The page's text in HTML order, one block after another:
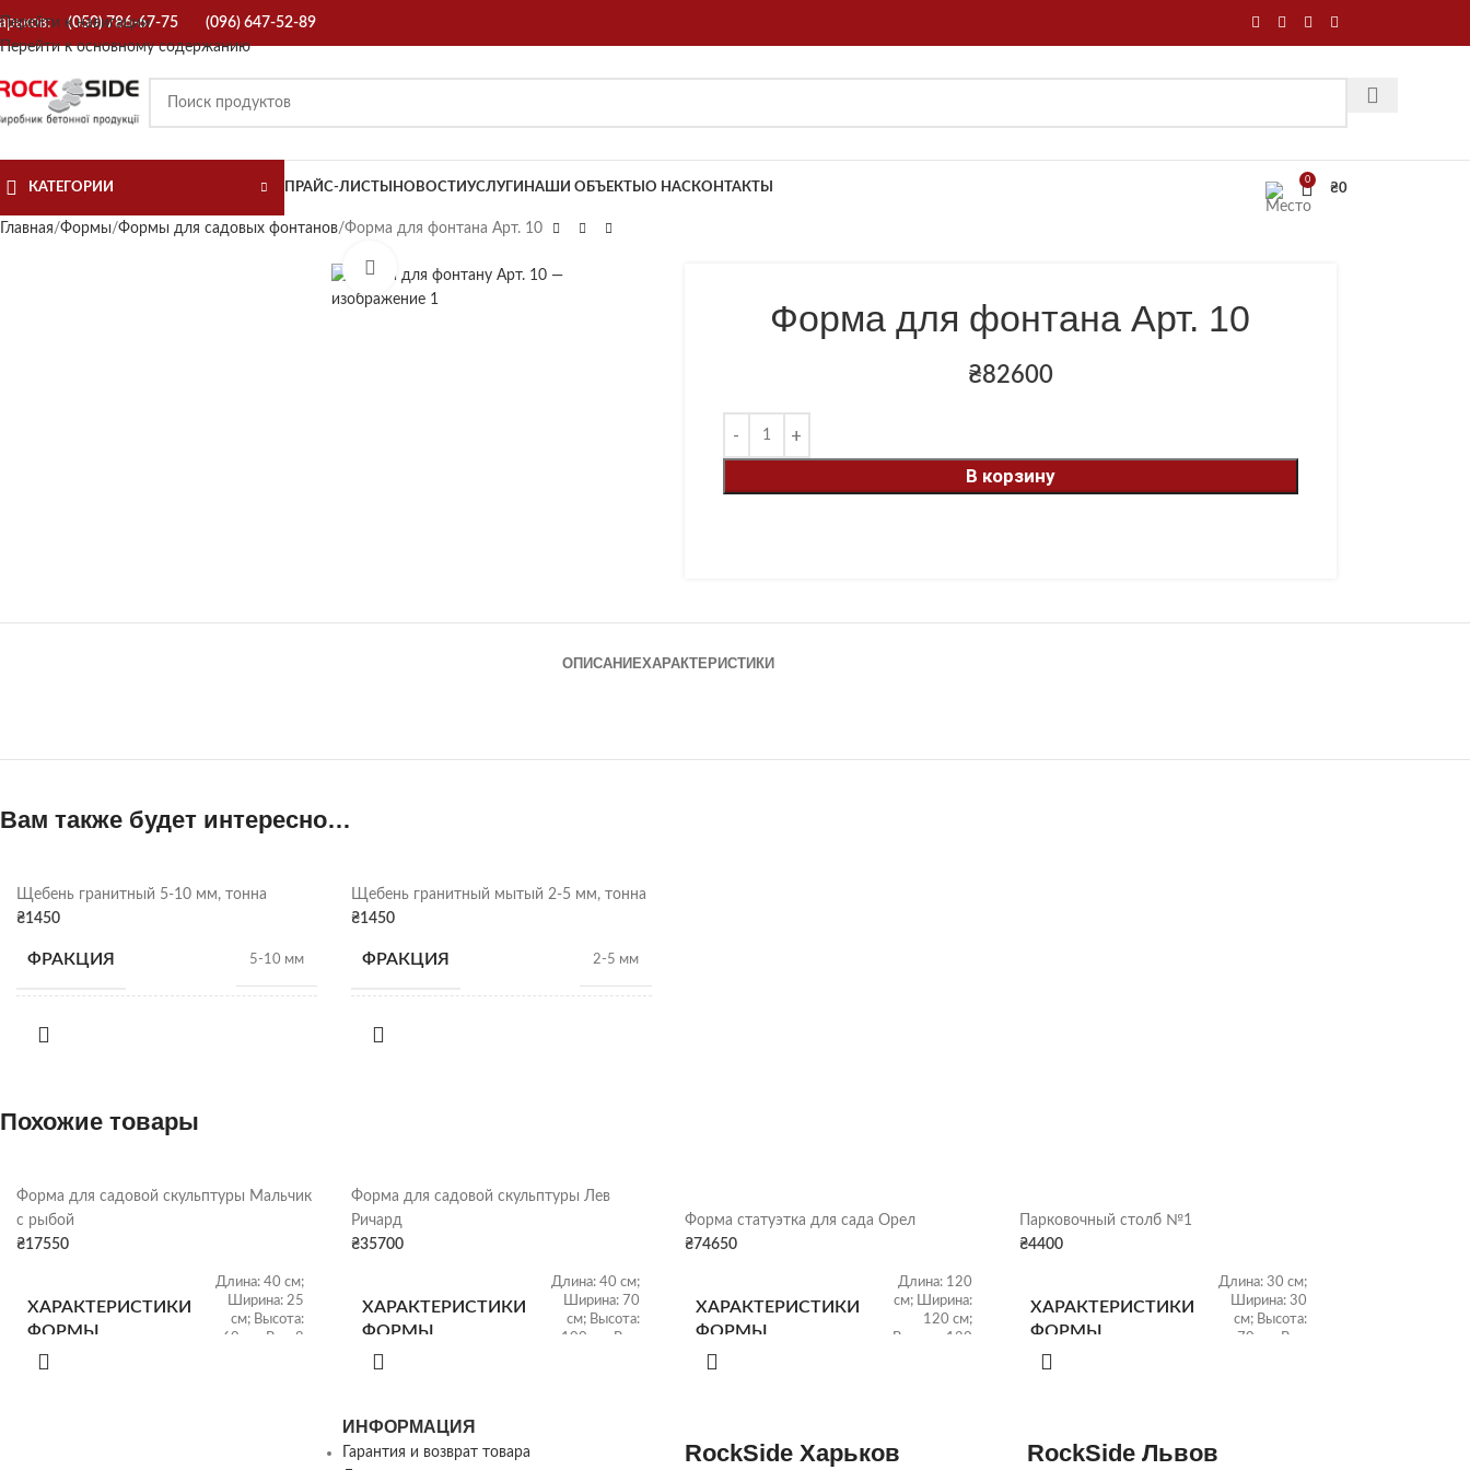
Перейти к навигации
Перейти к основному содержанию
(050) 786-67-75 (096) 647-52-89
КАТЕГОРИИ ПРАЙС-ЛИСТЫ НОВОСТИУСЛУГИ НАШИ ОБЪЕКТЫ О НАСКОНТАКТЫ
0
₴0
Главная Формы Формы для садовых фонтанов Форма для фонтана Арт. 10
Нажмите, чтобы увеличить
Форма для фонтана Арт. 10
₴82600
В корзину
ОПИСАНИЕХАРАКТЕРИСТИКИ
Вам также будет интересно…
Щебень гранитный 5-10 мм, тонна
₴1450
ФРАКЦИЯ 5-10 мм
НАСЫПНАЯ
ВИД Гранитный щебень
ОТГРУЗКА Щебень насыпью
Щебень гранитный мытый 2-5 мм, тонна
₴1450
ФРАКЦИЯ 2-5 мм
НАСЫПНАЯ
ОТГРУЗКА Щебень насыпью
Похожие товары
Форма для садовой скульптуры Мальчик
с рыбой
₴17550
ХАРАКТЕРИСТИКИ
ФОРМЫ
Длина: 40 см;
Ширина: 25
см; Высота:
60 см; Вес: 8
Форма для садовой скульптуры Лев
Ричард
₴35700
ХАРАКТЕРИСТИКИ
ФОРМЫ
Длина: 40 см;
Ширина: 70
см; Высота:
100 см; Вес:
ХАРАКТЕРИСТИКИ
СКУЛЬПТУРЫ
Форма статуэтка для сада Орел
₴74650
ХАРАКТЕРИСТИКИ
ФОРМЫ
Длина: 120
см; Ширина:
120 см;
Высота: 120
СКУЛЬПТУРЫ
см; Вес: 155
Парковочный столб №1
₴4400
ХАРАКТЕРИСТИКИ
ФОРМЫ
Длина: 30 см;
Ширина: 30
см; Высота:
70 см; Вес:
СТОЛБА
ИНФОРМАЦИЯ
Гарантия и возврат товара
RockSide Харьков RockSide Львов